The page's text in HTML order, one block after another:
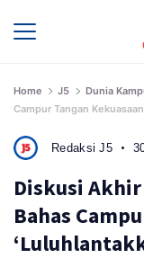
Home J5 Dunia
Campur Tangan
Redaksi J5
Diskusi Akhir
Bahas